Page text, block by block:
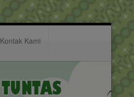
Kontak Kami